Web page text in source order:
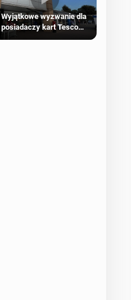
Wyjątkowe wyzwanie dla
posiadaczy kart Tesco
Clubcard!